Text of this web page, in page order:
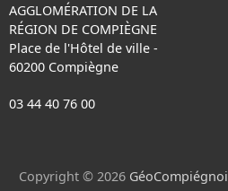
AGGLOMÉRATION DE LA
RÉGION DE COMPIÈGNE
Place de l'Hôtel de ville -
60200 Compiègne
03 44 40 76 00
Copyright © 2026